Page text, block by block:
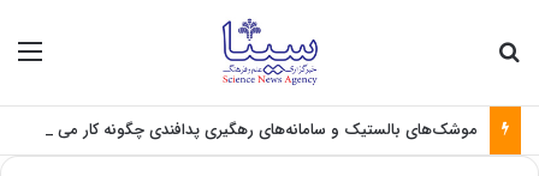
موشک‌های بالستیک و سامانه‌های رهگیری پدافندی چگونه کار می کنند؟